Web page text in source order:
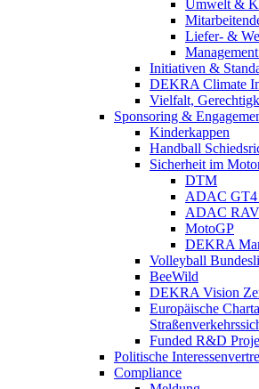
Umwelt &
Liefer- &
Initiativen &
DEKRA Climate
Vielfalt,
Sponsoring &
Kinderkappen
Handball
Sicherheit im
DTM
ADAC GT4
ADAC
MotoGP
DEKRA
Volleyball
BeeWild
DEKRA Vision
Europäische
Funded R&D
Politische
Compliance